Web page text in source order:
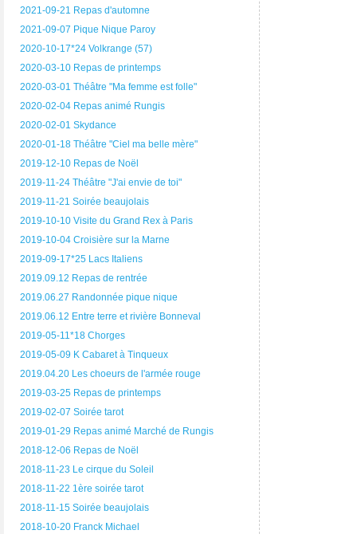
2021-09-21 Repas d'automne
2021-09-07 Pique Nique Paroy
2020-10-17*24 Volkrange (57)
2020-03-10 Repas de printemps
2020-03-01 Théâtre "Ma femme est folle"
2020-02-04 Repas animé Rungis
2020-02-01 Skydance
2020-01-18 Théâtre "Ciel ma belle mère"
2019-12-10 Repas de Noël
2019-11-24 Théâtre "J'ai envie de toi"
2019-11-21 Soirée beaujolais
2019-10-10 Visite du Grand Rex à Paris
2019-10-04 Croisière sur la Marne
2019-09-17*25 Lacs Italiens
2019.09.12 Repas de rentrée
2019.06.27 Randonnée pique nique
2019.06.12 Entre terre et rivière Bonneval
2019-05-11*18 Chorges
2019-05-09 K Cabaret à Tinqueux
2019.04.20 Les choeurs de l'armée rouge
2019-03-25 Repas de printemps
2019-02-07 Soirée tarot
2019-01-29 Repas animé Marché de Rungis
2018-12-06 Repas de Noël
2018-11-23 Le cirque du Soleil
2018-11-22 1ère soirée tarot
2018-11-15 Soirée beaujolais
2018-10-20 Franck Michael